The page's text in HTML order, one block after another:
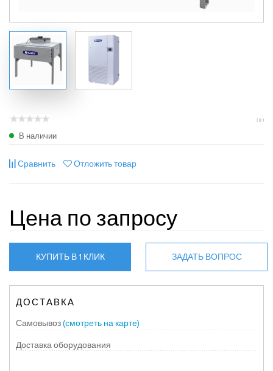
( 0 )
В наличии
Сравнить Отложить товар
Цена по запросу
КУПИТЬ В 1 КЛИК ЗАДАТЬ ВОПРОС
ДОСТАВКА
Самовывоз(смотреть на карте)
Доставка оборудования